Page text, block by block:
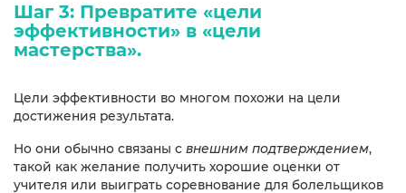
Шаг 3: Превратите «цели
эффективности» в «цели
мастерства».
Цели эффективности во многом похожи на цели
достижения результата.​
Но они обычно связаны с внешним подтверждением,
такой как желание получить хорошие оценки от
учителя или выиграть соревнование для болельщиков